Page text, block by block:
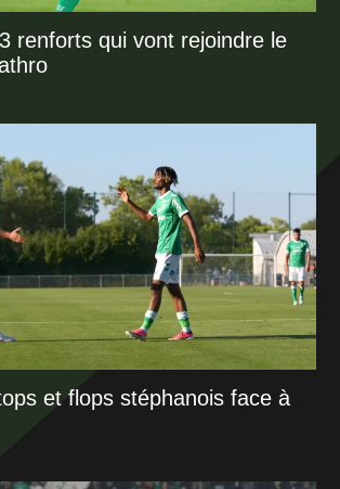
renforts qui vont rejoindre le
et flops stéphanois face à